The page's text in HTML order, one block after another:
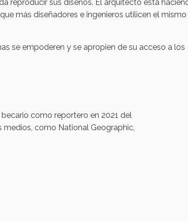
reproducir sus diseños. El arquitecto está
más diseñadores e ingenieros utilicen el mismo
se empoderen y se apropien de su acceso a los
como reportero en 2021 del
medios, como National Geographic,